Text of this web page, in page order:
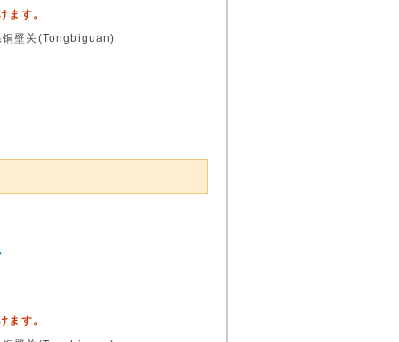
ます。
壁关(Tongbiguan)
ます。